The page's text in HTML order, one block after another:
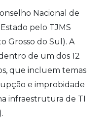
Nacional de
pelo TJMS
Grosso do Sul). A
de um dos 12
que incluem temas
e improbidade
infraestrutura de TI